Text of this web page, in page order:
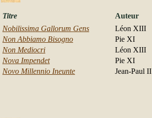
Titre Auteur
Nobilissima Gallorum Gens
Léon XIII
Non Abbiamo Bisogno
Pie XI
Non Mediocri
Léon XIII
Nova Impendet
Pie XI
Novo Millennio Ineunte
Jean-Paul II